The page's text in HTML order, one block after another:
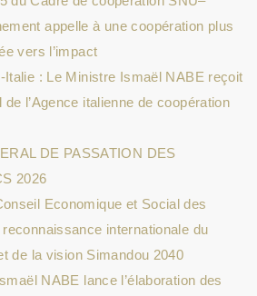
appelle à une coopération plus
vers l’impact
Italie : Le Ministre Ismaël NABE reçoit
l’Agence italienne de coopération
DE PASSATION DES
2026
Economique et Social des
internationale du
de la vision Simandou 2040
NABE lance l’élaboration des